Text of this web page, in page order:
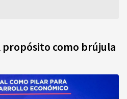
propósito como brújula